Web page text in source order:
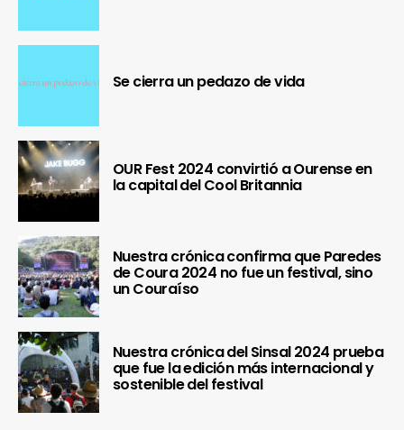
Se cierra un pedazo de vida
OUR Fest 2024 convirtió a Ourense en
la capital del Cool Britannia
Nuestra crónica confirma que Paredes
de Coura 2024 no fue un festival, sino
un Couraíso
Nuestra crónica del Sinsal 2024 prueba
que fue la edición más internacional y
sostenible del festival